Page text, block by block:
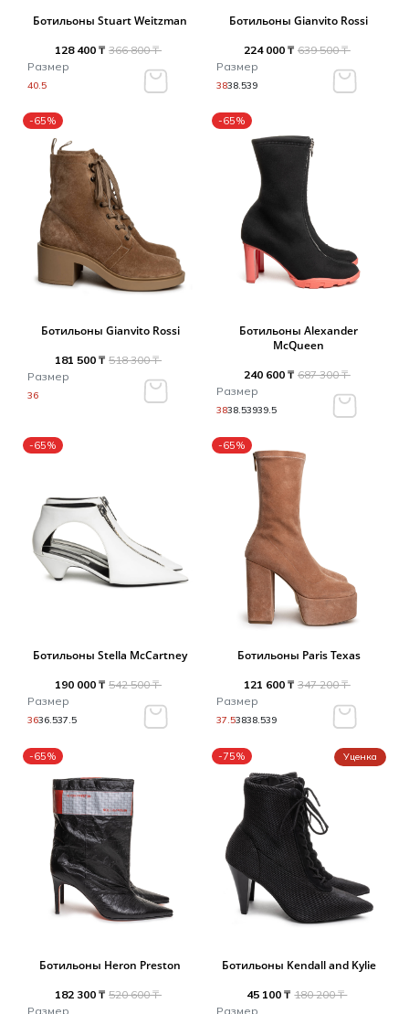
Туники
Трикотаж
Шорты
Юбки
Шорты
Футболки /
Рубашки /
Спортивная
Юбка
Футболки /
Шорты
Ботильоны Stuart Weitzman
128 400 ₸ 366 800 ₸
Размер
40.5
Ботильоны Gianvito Rossi
224 000 ₸ 639 500 ₸
Размер
3838.539
-65%
Ботильоны Gianvito Rossi
181 500 ₸ 518 300 ₸
Размер
36
-65%
Ботильоны Alexander
McQueen
240 600 ₸ 687 300 ₸
Размер
3838.53939.5
-65%
Ботильоны Stella McCartney
190 000 ₸ 542 500 ₸
Размер
3636.537.5
-65%
Ботильоны Paris Texas
121 600 ₸ 347 200 ₸
Размер
37.53838.539
-65%
Ботильоны Heron Preston
182 300 ₸ 520 600 ₸
Размер
-75% Уценка
Ботильоны Kendall and Kylie
45 100 ₸ 180 200 ₸
Размер